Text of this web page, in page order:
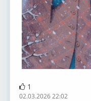
1
02.03.2026 22:02